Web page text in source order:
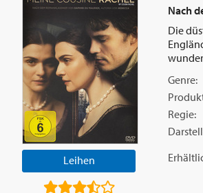
Leihen
Nach
Die
Genre:
Regie: